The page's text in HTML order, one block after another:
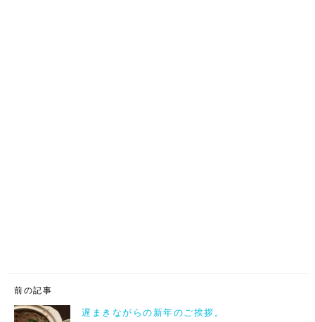
前の記事
遅まきながらの新年のご挨拶。